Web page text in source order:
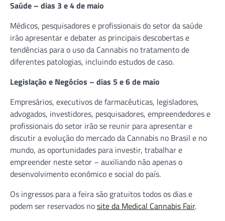
Saúde – dias 3 e 4 de maio
Médicos, pesquisadores e profissionais do setor da saúde
irão apresentar e debater as principais descobertas e
tendências para o uso da Cannabis no tratamento de
diferentes patologias, incluindo estudos de caso.
Legislação e Negócios – dias 5 e 6 de maio
Empresários, executivos de farmacêuticas, legisladores,
advogados, investidores, pesquisadores, empreendedores e
profissionais do setor irão se reunir para apresentar e
discutir a evolução do mercado da Cannabis no Brasil e no
mundo, as oportunidades para investir, trabalhar e
empreender neste setor – auxiliando não apenas o
desenvolvimento econômico e social do país.
Os ingressos para a feira são gratuitos todos os dias e
podem ser reservados nosite da Medical Cannabis Fair.